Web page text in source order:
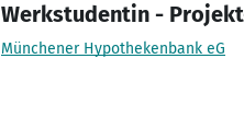
Werkstudentin -
Münchener Hypothekenbank eG